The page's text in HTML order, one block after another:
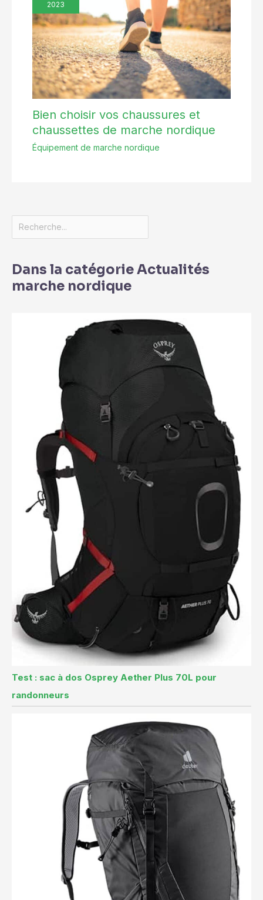
2023
Bien choisir vos chaussures et
chaussettes de marche nordique
Équipement de marche nordique
Dans la catégorie Actualités
marche nordique
Test : sac à dos Osprey Aether Plus 70L pour
randonneurs